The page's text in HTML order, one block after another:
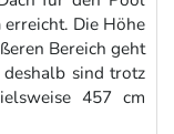
erreicht. Die Höhe
Bereich geht
sind trotz
457 cm